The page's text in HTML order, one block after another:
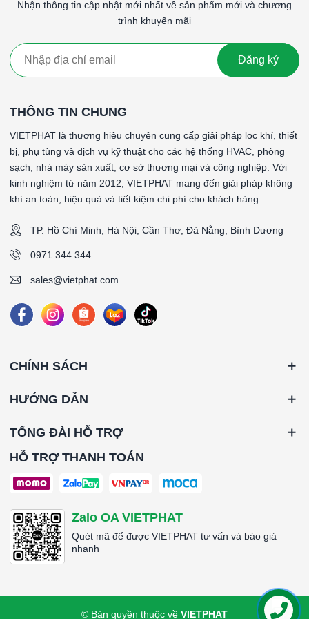
Nhận thông tin cập nhật mới nhất về sản phẩm mới và chương
trình khuyến mãi
Đăng ký
THÔNG TIN CHUNG
VIETPHAT là thương hiệu chuyên cung cấp giải pháp lọc khí, thiết
bị, phụ tùng và dịch vụ kỹ thuật cho các hệ thống HVAC, phòng
sạch, nhà máy sản xuất, cơ sở thương mại và công nghiệp. Với
kinh nghiệm từ năm 2012, VIETPHAT mang đến giải pháp không
khí an toàn, hiệu quả và tiết kiệm chi phí cho khách hàng.
TP. Hồ Chí Minh, Hà Nội, Cần Thơ, Đà Nẵng, Bình Dương
0971.344.344
sales@vietphat.com
CHÍNH SÁCH
HƯỚNG DẪN
TỔNG ĐÀI HỖ TRỢ
HỖ TRỢ THANH TOÁN
Zalo OA VIETPHAT
Quét mã để được VIETPHAT tư vấn và báo giá
nhanh
© Bản quyền thuộc về VIETPHAT Liên hệ